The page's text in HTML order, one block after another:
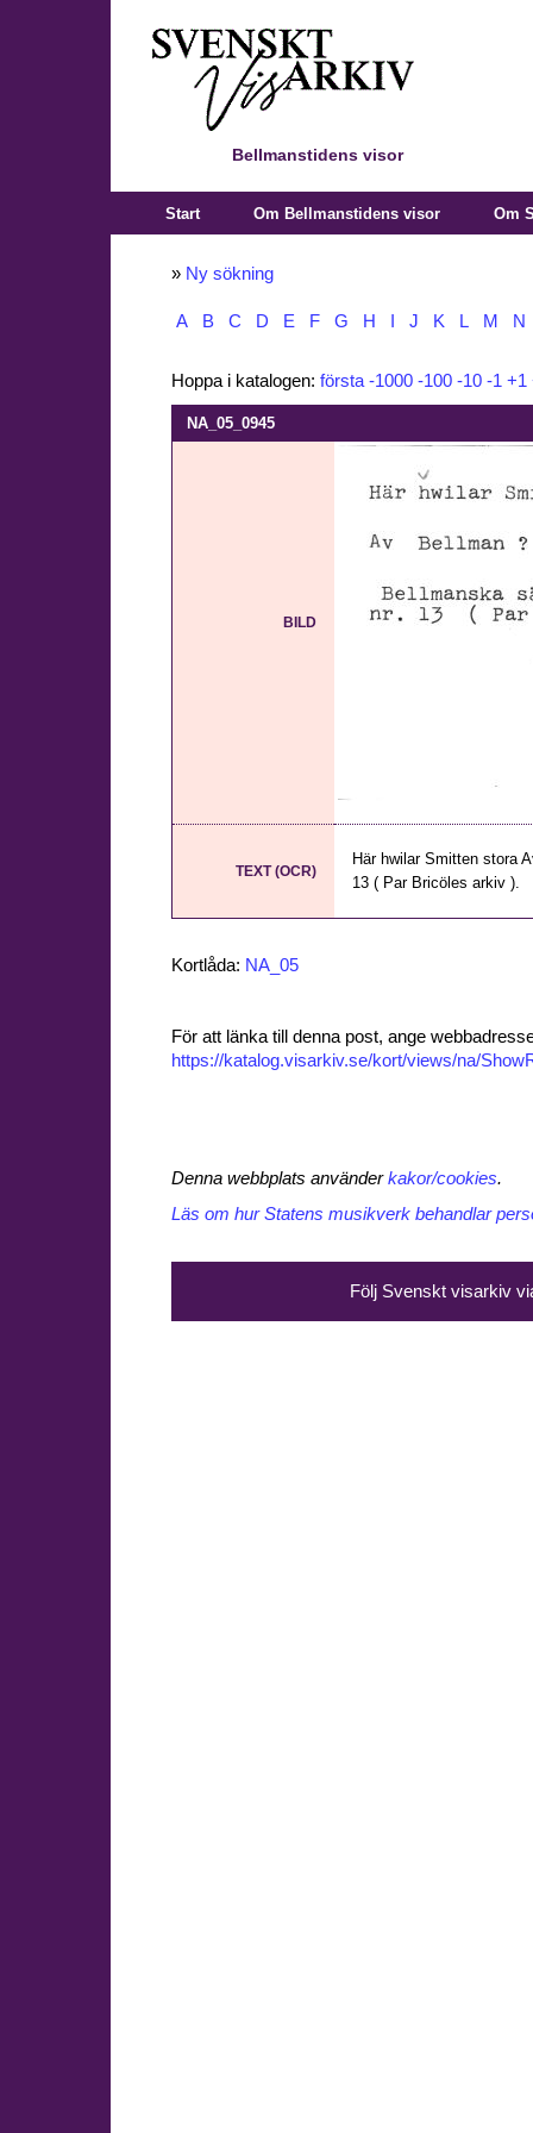
Bellmanstidens visor
Start Om Bellmanstidens visor Om
» Ny sökning
A B C D E F G H J K L M N
Hoppa i katalogen: första -1000 -100 -10 -1 +1
NA_05_0945
BILD
TEXT (OCR)
Här hwilar Smitten stora
13 ( Par Bricöles arkiv ).
Kortlåda: NA_05
För att länka till denna post, ange
https://katalog.visarkiv.se/kort/views/na/
Denna webbplats använderkakor/cookies.
Läs om hur Statens musikverk behandlar
Följ Svenskt visarkiv